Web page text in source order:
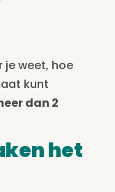
je weet, hoe
kunt
dan 2
het